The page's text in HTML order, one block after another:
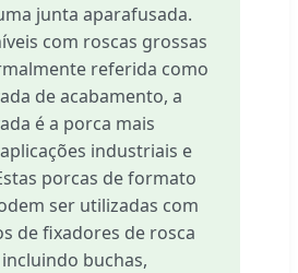
junta aparafusada.
com roscas grossas
referida como
de acabamento, a
é a porca mais
industriais e
porcas de formato
ser utilizadas com
de fixadores de rosca
buchas,